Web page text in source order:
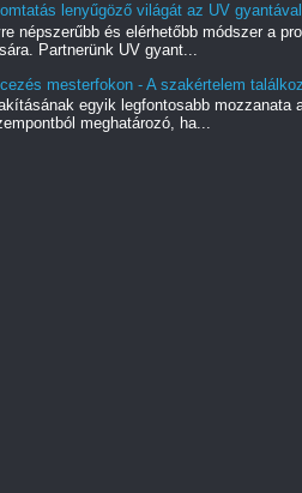
lenyűgöző világát az UV
népszerűbb és elérhetőbb módszer a
Partnerünk UV gyant...
mesterfokon - A szakértelem
egyik legfontosabb mozzanata
meghatározó, ha...